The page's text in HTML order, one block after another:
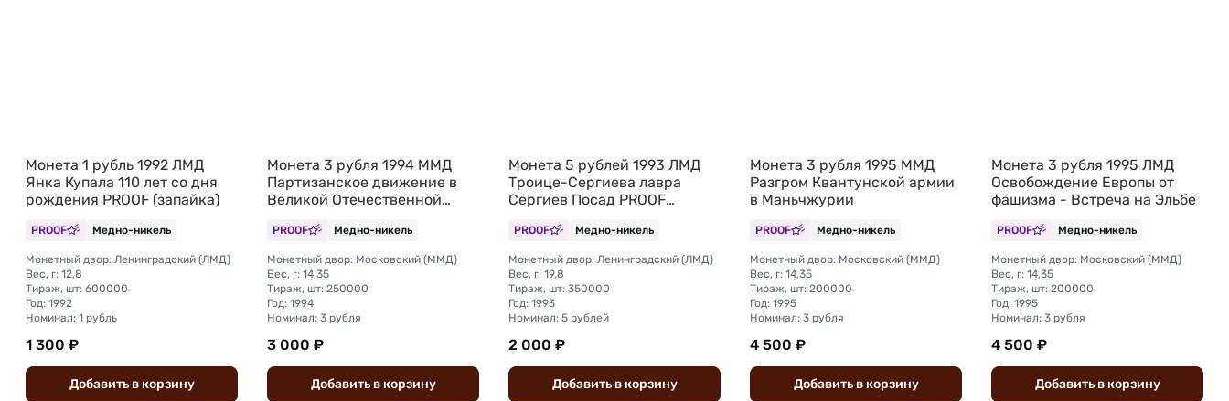
Монета 1 рубль 1992 ЛМД
Янка Купала 110 лет со дня
рождения PROOF (запайка)
PROOF Медно-никель
Монетный двор: Ленинградский (ЛМД)
Вес, г: 12,8
Тираж, шт: 600000
Год: 1992
Номинал: 1 рубль
1 300 ₽
Добавить вкорзину
Монета 3 рубля 1994 ММД
Партизанское движение в
Великой Отечественной
PROOF Медно-никель
Монетный двор: Московский (ММД)
Вес, г: 14,35
Тираж, шт: 250000
Год: 1994
Номинал: 3 рубля
3 000 ₽
Добавить вкорзину
Монета 5 рублей 1993 ЛМД
Троице-Сергиева лавра
Сергиев Посад PROOF
PROOF Медно-никель
Монетный двор: Ленинградский (ЛМД)
Вес, г: 19,8
Тираж, шт: 350000
Год: 1993
Номинал: 5 рублей
2 000 ₽
Добавить вкорзину
Монета 3 рубля 1995 ММД
Разгром Квантунской армии
в Маньчжурии
PROOF Медно-никель
Монетный двор: Московский (ММД)
Вес, г: 14,35
Тираж, шт: 200000
Год: 1995
Номинал: 3 рубля
4 500 ₽
Добавить вкорзину
Монета 3 рубля 1995 ЛМД
Освобождение Европы от
фашизма - Встреча на Эльбе
PROOF Медно-никель
Монетный двор: Московский (ММД)
Вес, г: 14,35
Тираж, шт: 200000
Год: 1995
Номинал: 3 рубля
4 500 ₽
Добавить вкорзину